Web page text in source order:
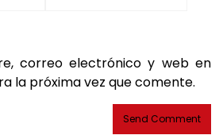
correo electrónico y web en
la próxima vez que comente.